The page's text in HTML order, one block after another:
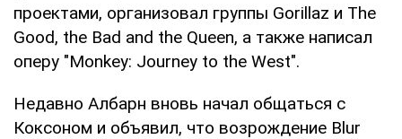
проектами, организовал группы Gorillaz и The
Good, the Bad and the Queen, а также написал
оперу "Monkey: Journey to the West".
Недавно Албарн вновь начал общаться с
Коксоном и объявил, что возрождение Blur